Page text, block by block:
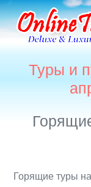
Туры и
Горящие туры